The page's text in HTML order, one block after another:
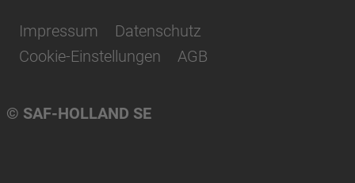
© SAF-HOLLAND SE
Impressum
Datenschutz
Cookie-Einstellungen
AGB